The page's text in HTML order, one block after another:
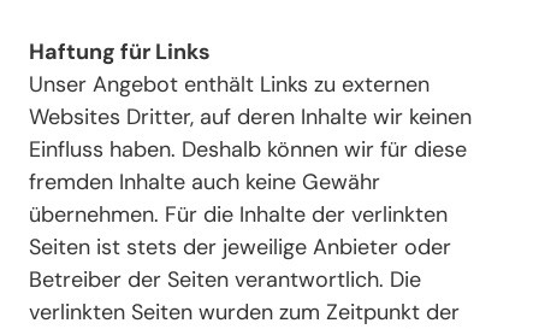
Haftung für Links
Unser Angebot enthält Links zu externen
Websites Dritter, auf deren Inhalte wir keinen
Einfluss haben. Deshalb können wir für diese
fremden Inhalte auch keine Gewähr
übernehmen. Für die Inhalte der verlinkten
Seiten ist stets der jeweilige Anbieter oder
Betreiber der Seiten verantwortlich. Die
verlinkten Seiten wurden zum Zeitpunkt der